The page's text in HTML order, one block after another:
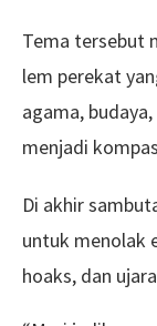
Tema tersebut
lem perekat
agama,
menjadi
Di akhir
untuk menolak
hoaks, dan